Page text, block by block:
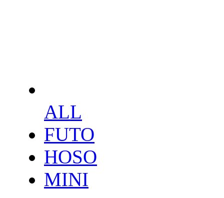
ALL
FUTO
HOSO
MINI